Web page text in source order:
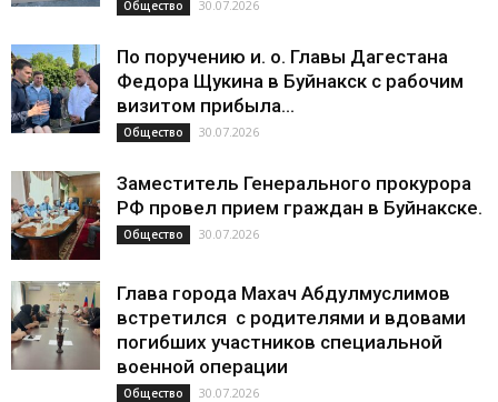
Общество 30.07.2026
По поручению и. о. Главы Дагестана
Федора Щукина в Буйнакск с рабочим
визитом прибыла...
Общество 30.07.2026
Заместитель Генерального прокурора
РФ провел прием граждан в Буйнакске.
Общество 30.07.2026
Глава города Махач Абдулмуслимов
встретился с родителями и вдовами
погибших участников специальной
военной операции
Общество 30.07.2026